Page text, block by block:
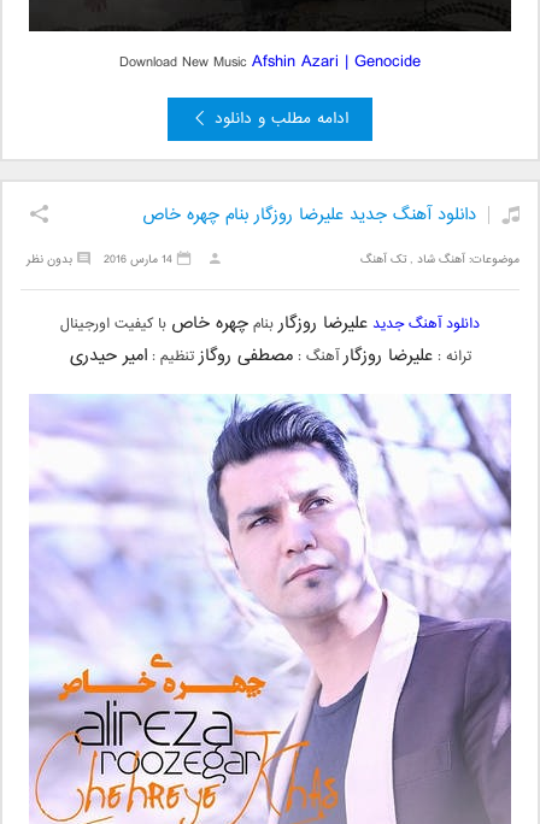
Download New MusicAfshin Azari | Genocide
ادامه مطلب و دانلود
دانلود آهنگ جدید علیرضا روزگار بنام چهره خاص
موضوعات:آهنگ شاد ,تک آهنگ بدون نظر 14 مارس 2016
دانلود آهنگ جدید علیرضا روزگاربنامچهره خاص با کیفیت اورجینال
ترانه :علیرضا روزگارآهنگ :مصطفی روگازتنظیم :امیر حیدری